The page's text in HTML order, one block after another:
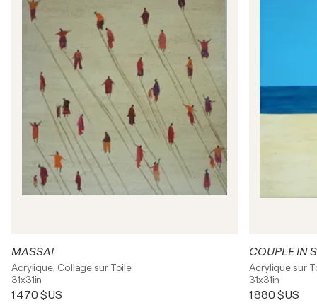
MASSAI
Acrylique, Collage sur Toile
31x31in
1 470 $US
COUPLE IN
Acrylique sur
31x31in
1 880 $US